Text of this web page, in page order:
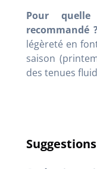
Pour
recommandé
légèreté en
saison
des tenues